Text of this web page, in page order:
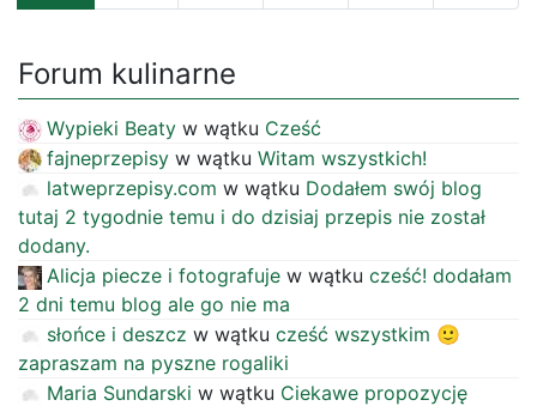
Forum kulinarne
Wypieki Beaty w wątku Cześć
fajneprzepisy w wątku Witam wszystkich!
latweprzepisy.com w wątku Dodałem swój blog
tutaj 2 tygodnie temu i do dzisiaj przepis nie został
dodany.
Alicja piecze i fotografuje w wątku cześć! dodałam
2 dni temu blog ale go nie ma
słońce i deszcz w wątku cześć wszystkim 🙂
zapraszam na pyszne rogaliki
Maria Sundarski w wątku Ciekawe propozycję